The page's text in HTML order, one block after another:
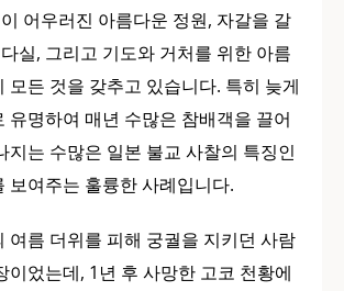
어우러진 아름다운 정원, 자갈을 갈
실, 그리고 기도와 거처를 위한 아름
모든 것을 갖추고 있습니다. 특히 늦게
유명하여 매년 수많은 참배객을 끌어
지는 수많은 일본 불교 사찰의 특징인
보여주는 훌륭한 사례입니다.
여름 더위를 피해 궁궐을 지키던 사람
이었는데, 1년 후 사망한 고코 천황에